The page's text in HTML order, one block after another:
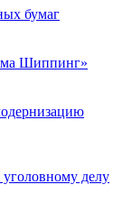
бумаг
Шиппинг»
делу